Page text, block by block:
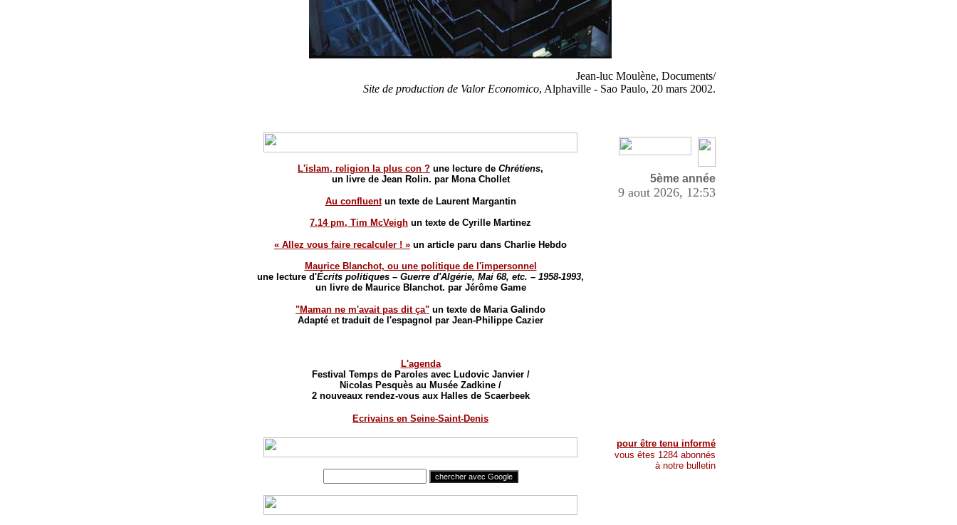
Jean-luc Moulène, Documents/
Site de production de Valor Economico, Alphaville - Sao Paulo, 20 mars 2002.
L'islam, religion la plus con ? une lecture de Chrétiens,
un livre de Jean Rolin. par Mona Chollet
Au confluentun texte de Laurent Margantin
7.14 pm, Tim McVeigh un texte de Cyrille Martinez
« Allez vous faire recalculer ! » un article paru dans Charlie Hebdo
Maurice Blanchot, ou une politique de l'impersonnel
une lecture d'Écrits politiques – Guerre d'Algérie, Mai 68, etc. – 1958-1993,
un livre de Maurice Blanchot. par Jérôme Game
"Maman ne m'avait pas dit ça" un texte de Maria Galindo
Adapté et traduit de l'espagnol par Jean-Philippe Cazier
L'agenda
Festival Temps de Paroles avec Ludovic Janvier /
Nicolas Pesquès au Musée Zadkine /
2 nouveaux rendez-vous aux Halles de Scaerbeek
Ecrivains en Seine-Saint-Denis
5ème année
9 aout 2026, 12:53
pour être tenu informé
vous êtes 1284 abonnés
à notre bulletin